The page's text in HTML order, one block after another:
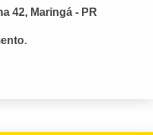
42, Maringá - PR